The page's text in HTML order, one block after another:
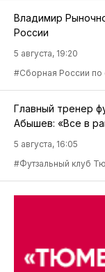
Владимир
России
5 августа, 19:20
#Сборная России по
Главный тренер
Абышев: «Все в
5 августа, 16:05
#Футзальный клуб